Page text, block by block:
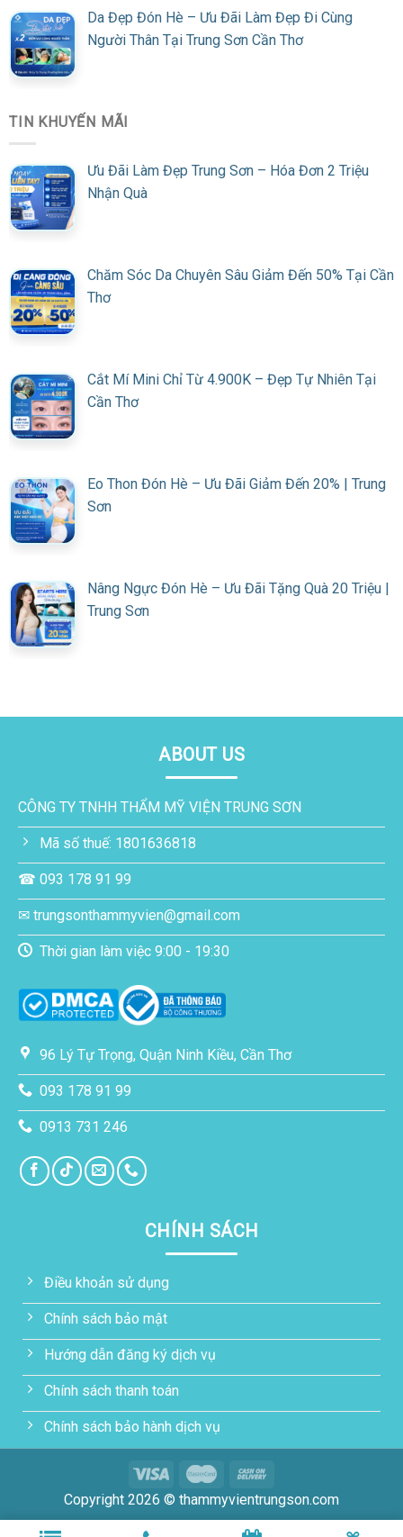
Da Đẹp Đón Hè – Ưu Đãi Làm Đẹp Đi Cùng
Người Thân Tại Trung Sơn Cần Thơ
TIN KHUYẾN MÃI
Ưu Đãi Làm Đẹp Trung Sơn – Hóa Đơn 2 Triệu
Nhận Quà
Chăm Sóc Da Chuyên Sâu Giảm Đến 50% Tại Cần
Thơ
Cắt Mí Mini Chỉ Từ 4.900K – Đẹp Tự Nhiên Tại
Cần Thơ
Eo Thon Đón Hè – Ưu Đãi Giảm Đến 20% | Trung
Sơn
Nâng Ngực Đón Hè – Ưu Đãi Tặng Quà 20 Triệu |
Trung Sơn
ABOUT US
CÔNG TY TNHH THẨM MỸ VIỆN TRUNG SƠN
Mã số thuế: 1801636818
☎ 093 178 91 99
✉ trungsonthammyvien@gmail.com
Thời gian làm việc 9:00 - 19:30
96 Lý Tự Trọng, Quận Ninh Kiều, Cần Thơ
093 178 91 99
0913 731 246
CHÍNH SÁCH
Điều khoản sử dụng
Chính sách bảo mật
Hướng dẫn đăng ký dịch vụ
Chính sách thanh toán
Chính sách bảo hành dịch vụ
Copyright 2026 © thammyvientrungson.com